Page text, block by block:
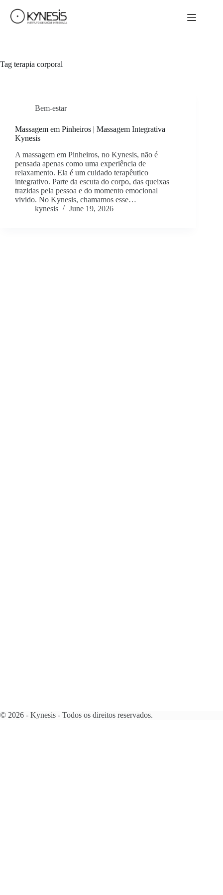
Tag terapia corporal
Bem-estar
Massagem em Pinheiros | Massagem Integrativa
Kynesis
A massagem em Pinheiros, no Kynesis, não é
pensada apenas como uma experiência de
relaxamento. Ela é um cuidado terapêutico
integrativo. Parte da escuta do corpo, das queixas
trazidas pela pessoa e do momento emocional
vivido. No Kynesis, chamamos esse…
kynesis
June 19, 2026
© 2026 - Kynesis - Todos os direitos reservados.